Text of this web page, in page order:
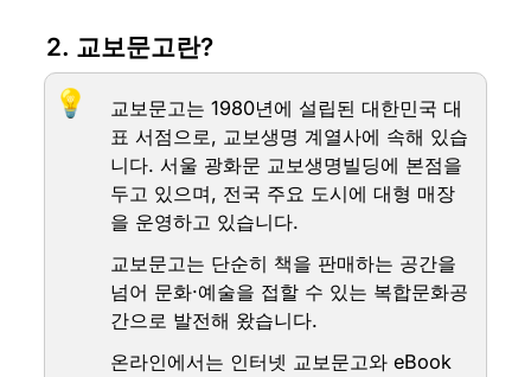
2. 교보문고란?
💡
교보문고는 1980년에 설립된 대한민국 대
표 서점으로, 교보생명 계열사에 속해 있습
니다. 서울 광화문 교보생명빌딩에 본점을
두고 있으며, 전국 주요 도시에 대형 매장
을 운영하고 있습니다.
교보문고는 단순히 책을 판매하는 공간을
넘어 문화·예술을 접할 수 있는 복합문화공
간으로 발전해 왔습니다.
온라인에서는 인터넷 교보문고와 eBook